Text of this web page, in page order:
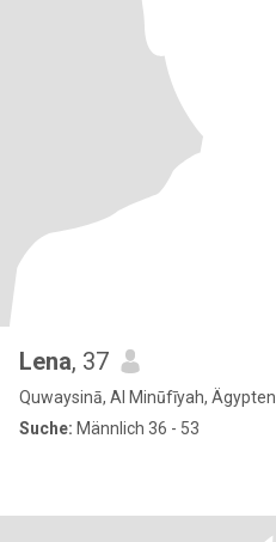
Lena, 37
Quwaysinā, Al Minūfīyah, Ägypten
Suche: Männlich 36 - 53